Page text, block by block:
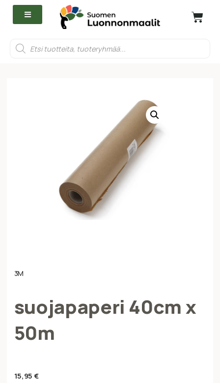
3M
suojapaperi 40cm x
50m
15,95 €